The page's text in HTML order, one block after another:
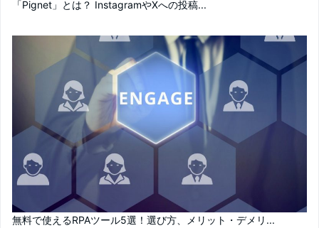
「Pignet」とは？ InstagramやXへの投稿...
無料で使えるRPAツール5選！選び方、メリット・デメリ...